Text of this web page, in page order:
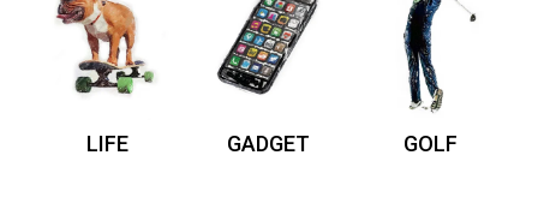
LIFE GADGET GOLF